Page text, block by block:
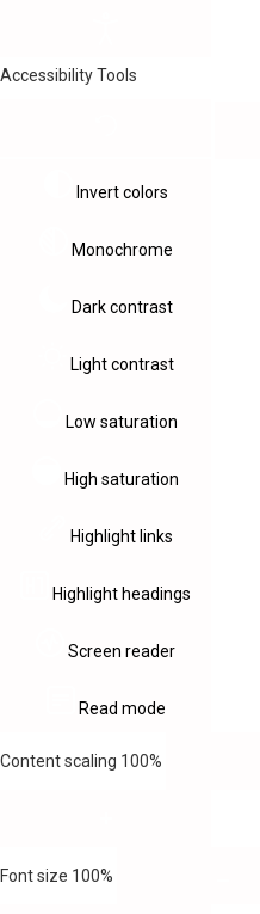
Accessibility Tools
Invert colors
Monochrome
Dark contrast
Light contrast
Low saturation
High saturation
Highlight links
Highlight headings
Screen reader
Read mode
Content scaling 100%
Font size 100%